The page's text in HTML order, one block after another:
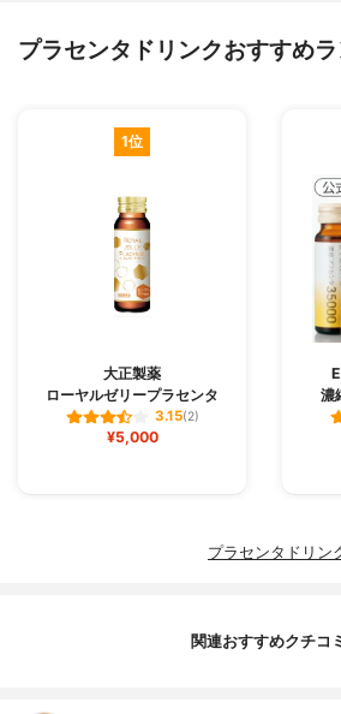
プラセンタドリンクおすすめ
1位
大正製薬
ローヤルゼリープラセンタ
3.15(2)
¥5,000
濃
プラセンタドリン
関連おすすめクチコ